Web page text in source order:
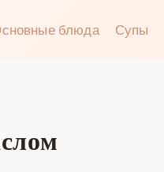
блюда Супы